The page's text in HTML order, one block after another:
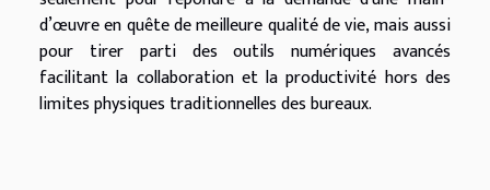
d’œuvre en quête de meilleure qualité de vie, mais aussi
pour tirer parti des outils numériques avancés
facilitant la collaboration et la productivité hors des
limites physiques traditionnelles des bureaux.